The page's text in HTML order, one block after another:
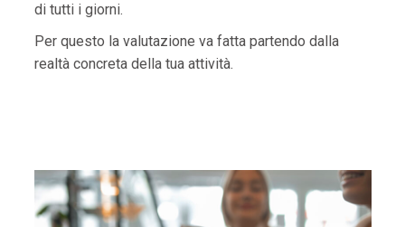
di tutti i giorni.
Per questo la valutazione va fatta partendo dalla
realtà concreta della tua attività.